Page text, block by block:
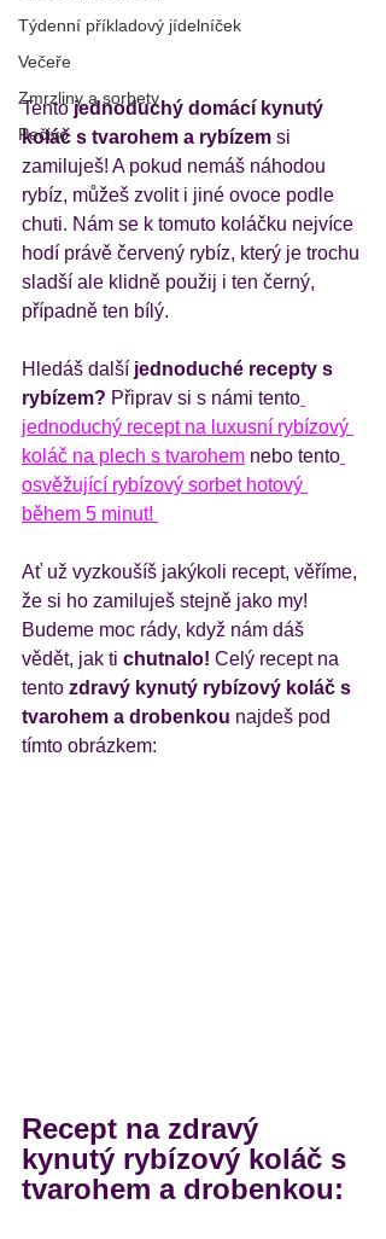
Týdenní příkladový jídelníček
Večeře
Zmrzliny a sorbety
Pečivo
Tento jednoduchý domácí kynutý
koláč s tvarohem a rybízem si
zamiluješ! A pokud nemáš náhodou
rybíz, můžeš zvolit i jiné ovoce podle
chuti. Nám se k tomuto koláčku nejvíce
hodí právě červený rybíz, který je trochu
sladší ale klidně použij i ten černý,
případně ten bílý.
Hledáš další jednoduché recepty s
rybízem? Připrav si s námi tento
jednoduchý recept na luxusní rybízový
koláč na plech s tvarohem nebo tento
osvěžující rybízový sorbet hotový
během 5 minut!
Ať už vyzkoušíš jakýkoli recept, věříme,
že si ho zamiluješ stejně jako my!
Budeme moc rády, když nám dáš
vědět, jak ti chutnalo! Celý recept na
tento zdravý kynutý rybízový koláč s
tvarohem a drobenkou najdeš pod
tímto obrázkem:
Recept na zdravý
kynutý rybízový koláč s
tvarohem a drobenkou: